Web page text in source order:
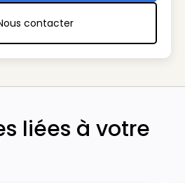
Nous contacter
contacter
liées à votre